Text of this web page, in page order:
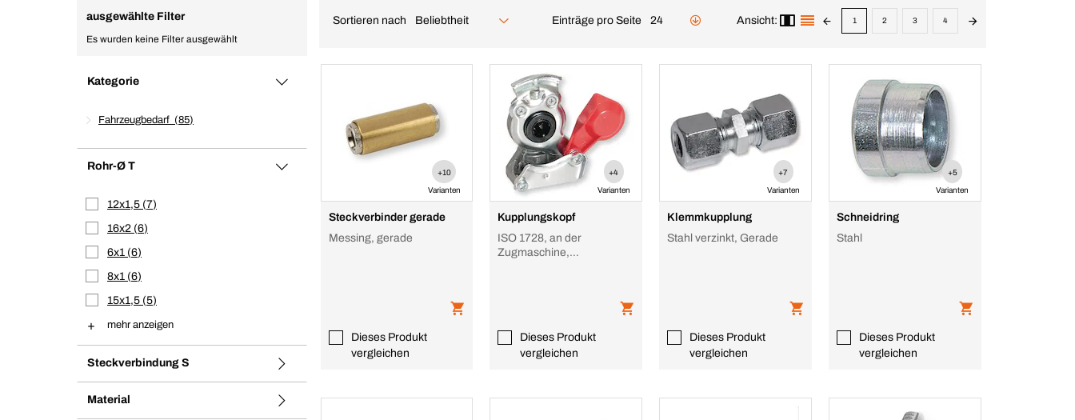
ausgewählte Filter
Es wurden keine Filter ausgewählt
Kategorie
Fahrzeugbedarf 85
Rohr-Ø T
12x1,5 7
16x2 6
6x1 6
8x1 6
15x1,5 5
mehr anzeigen
Steckverbindung S
Material
Sortieren nach Beliebtheit Einträge pro Seite 24 Ansicht: 1 2 3 4
+10
Varianten
Steckverbinder gerade
Messing, gerade
Dieses Produkt
vergleichen
+4
Varianten
Kupplungskopf
ISO 1728, an der
Zugmaschine,
Dieses Produkt
vergleichen
+7
Varianten
Klemmkupplung
Stahl verzinkt, Gerade
Dieses Produkt
vergleichen
+5
Varianten
Schneidring
Stahl
Dieses Produkt
vergleichen